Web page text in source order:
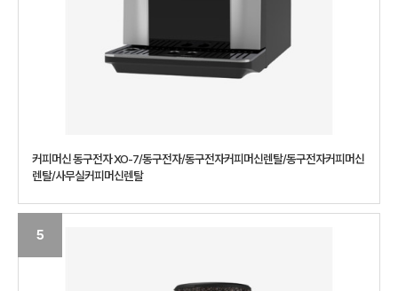
커피머신 동구전자 XO-7/동구전자/동구전자커피머신렌탈/동구전자커피머신
렌탈/사무실커피머신렌탈
5